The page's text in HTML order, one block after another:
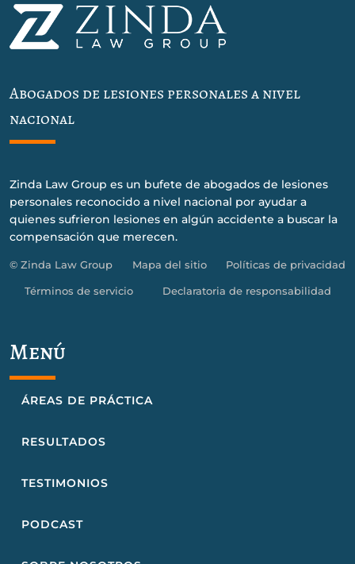
Abogados de lesiones personales a nivel
nacional
Zinda Law Group es un bufete de abogados de lesiones
personales reconocido a nivel nacional por ayudar a
quienes sufrieron lesiones en algún accidente a buscar la
compensación que merecen.
© Zinda Law Group Mapa del sitio Políticas de privacidad
Términos de servicio Declaratoria de responsabilidad
Menú
ÁREAS DE PRÁCTICA
RESULTADOS
TESTIMONIOS
PODCAST